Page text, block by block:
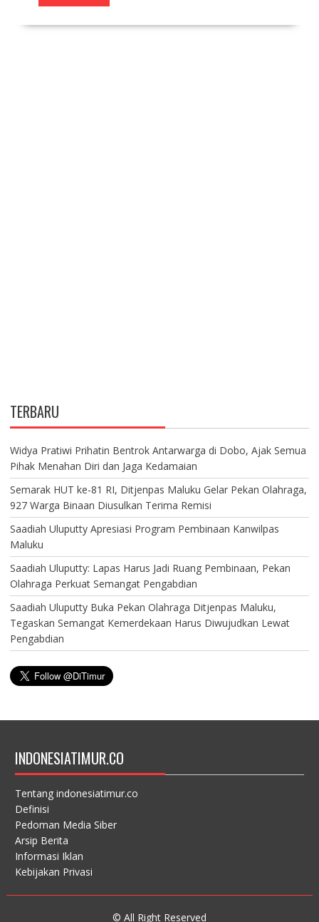
TERBARU
Widya Pratiwi Prihatin Bentrok Antarwarga di Dobo, Ajak Semua
Pihak Menahan Diri dan Jaga Kedamaian
Semarak HUT ke-81 RI, Ditjenpas Maluku Gelar Pekan Olahraga,
927 Warga Binaan Diusulkan Terima Remisi
Saadiah Uluputty Apresiasi Program Pembinaan Kanwilpas
Maluku
Saadiah Uluputty: Lapas Harus Jadi Ruang Pembinaan, Pekan
Olahraga Perkuat Semangat Pengabdian
Saadiah Uluputty Buka Pekan Olahraga Ditjenpas Maluku,
Tegaskan Semangat Kemerdekaan Harus Diwujudkan Lewat
Pengabdian
INDONESIATIMUR.CO
Tentang indonesiatimur.co
Definisi
Pedoman Media Siber
Arsip Berita
Informasi Iklan
Kebijakan Privasi
© All Right Reserved